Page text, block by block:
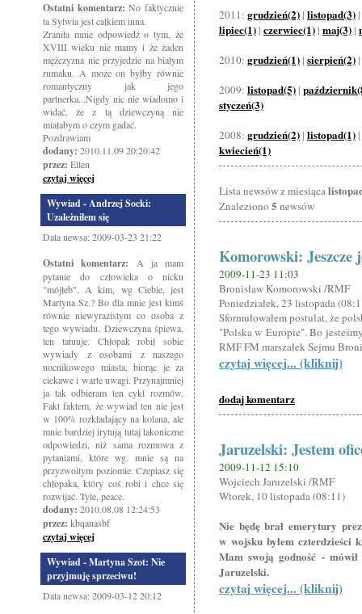
Ostatni komentarz: No faktycznie
ta Sylwia jest całkiem inna.
Zraniła mnie odpowiedź o tym, że
XVIII wieku nie mamy i że żaden
mężczyzna nie przyjedzie na białym
rumaku. A może on byłby równie
romantyczny jak jego
partnerka...Nigdy nic nie wiadomo i
widać, że z tą dziewczyną nie
miałabym o czym gadać.
Pozdrawiam
dodany: 2010.11.09 20:20:42
przez: Ellen
czytaj więcej
Wywiad - Andrzej Socki:
Uzależniłem się
Data newsa: 2009-03-23 21:22
Ostatni komentarz: A ja mam
pytanie do człowieka o nicku
"mójłeb". A kim, wg Ciebie, jest
Martyna Sz.? Bo dla mnie jest kimś
równie niewyrazistym co osoba z
tego wywiadu. Dziewczyna śpiewa,
ten tatuuje. Chłopak robił sobie
wywiady z osobami z naszego
nocnikowego miasta, biorąc je za
ciekawe i warte uwagi. Przynajmniej
ja tak odbieram ten cykl rozmów.
Fakt faktem, że wywiad ten nie jest
w 100% rozkładający na kolana, ale
mnie bardziej irytują tutaj lakoniczne
odpowiedzi, niż sama rozmowa z
pytaniami, które wg. mnie są na
przyzwoitym poziomie. Czepiasz się
chłopaka, który coś robi i chce się
rozwijać. Tyle, peace.
dodany: 2010.08.08 12:24:53
przez: kbqauasbf
czytaj więcej
Wywiad - Martyna Szot: Nie
przyjmuję sprzeciwu!
Data newsa: 2009-03-12 20:12
2011: grudzień(2) | listopad(3) |
lipiec(1) | czerwiec(1) | maj(3) |
2010: grudzień(1) | sierpień(2) |
2009: listopad(5) |
styczeń(3)
2008: grudzień(2) | listopad(1) |
kwiecień(1)
Lista newsów z miesiąca
Znaleziono 5 newsów
Komorowski: Jeszcze
2009-11-23 11:03
Bronisław Komorowski /RMF
Poniedziałek, 23 listopada
Sformułowałem postulat, że
"Polska w Europie". Bo
RMF FM marszałek Sejmu
czytaj więcej... (kliknij)
dodaj komentarz
Jaruzelski: Jestem
2009-11-12 15:10
Wojciech Jaruzelski /RMF
Wtorek, 10 listopada (08:11)
Nie będę brał emerytury
w wojsku byłem czterdzieści
Mam swoją godność -
Jaruzelski.
czytaj więcej... (kliknij)